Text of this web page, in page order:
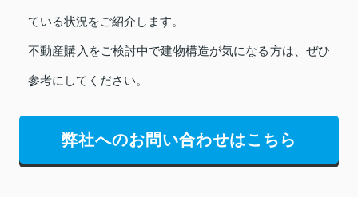
ている状況をご紹介します。
不動産購入をご検討中で建物構造が気になる方は、ぜひ
参考にしてください。
弊社へのお問い合わせはこちら